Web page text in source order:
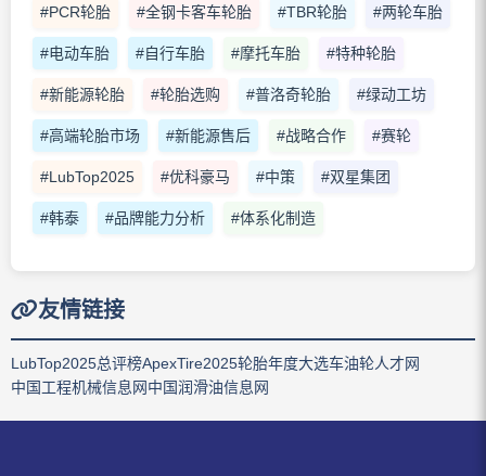
#PCR轮胎 #全钢卡客车轮胎 #TBR轮胎 #两轮车胎
#电动车胎 #自行车胎 #摩托车胎 #特种轮胎
#新能源轮胎 #轮胎选购 #普洛奇轮胎 #绿动工坊
#高端轮胎市场 #新能源售后 #战略合作 #赛轮
#LubTop2025 #优科豪马 #中策 #双星集团
#韩泰 #品牌能力分析 #体系化制造
友情链接
LubTop2025总评榜ApexTire2025轮胎年度大选车油轮人才网
中国工程机械信息网中国润滑油信息网